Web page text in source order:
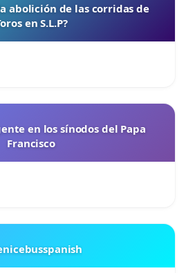
abolición de las corridas de
en S.L.P?
en los sínodos del Papa
Francisco